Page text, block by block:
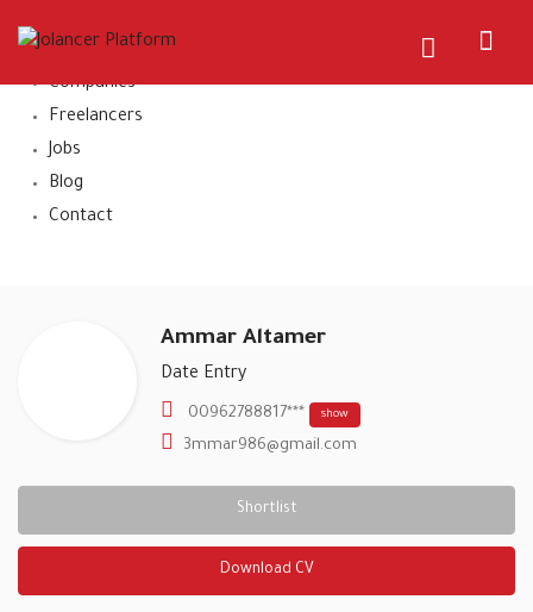
About Us
Companies
Freelancers
Jobs
Blog
Contact
Ammar Altamer
Date Entry
00962788817*** show
3mmar986@gmail.com
Shortlist
Download CV